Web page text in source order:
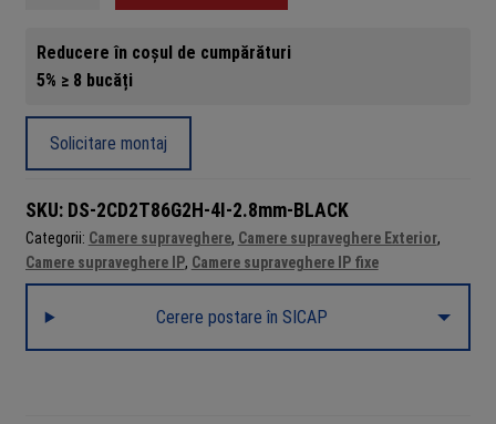
AcuSense,
4K,
lentila
2.8mm,
IR
DarkFighter,
Neagra
Reducere în coșul de cumpărături
5% ≥ 8 bucăți
Solicitare montaj
SKU: DS-2CD2T86G2H-4I-2.8mm-BLACK
Categorii: Camere supraveghere, Camere supraveghere Exterior,
Camere supraveghere IP, Camere supraveghere IP fixe
Cerere postare în SICAP